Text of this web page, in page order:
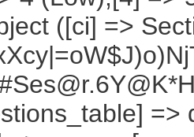
([ci] =>